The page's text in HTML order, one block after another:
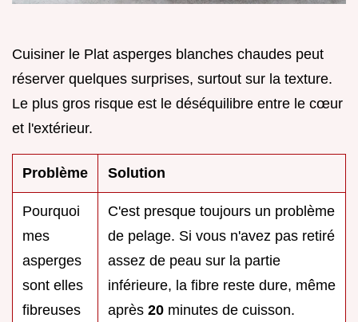
Cuisiner le Plat asperges blanches chaudes peut
réserver quelques surprises, surtout sur la texture.
Le plus gros risque est le déséquilibre entre le cœur
et l'extérieur.
Problème Solution
Pourquoi
mes
asperges
sont elles
fibreuses
C'est presque toujours un problème
de pelage. Si vous n'avez pas retiré
assez de peau sur la partie
inférieure, la fibre reste dure, même
après 20 minutes de cuisson.